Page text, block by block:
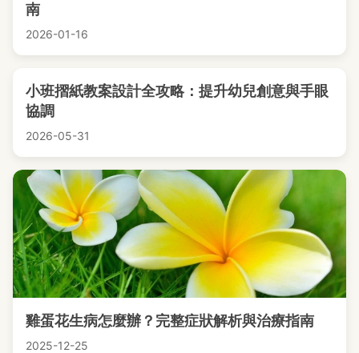
南
2026-01-16
小班摺紙教案設計全攻略：提升幼兒創意與手眼
協調
2026-05-31
雞蛋花生病怎麼辦？完整症狀解析與治療指南
2025-12-25